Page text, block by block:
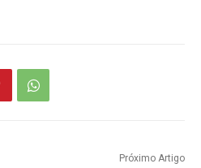
Próximo Artigo